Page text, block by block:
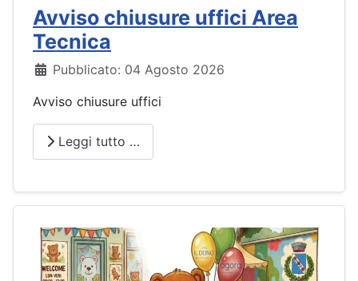
Avviso chiusure uffici Area
Tecnica
Dettagli
Pubblicato: 04 Agosto 2026
Avviso chiusure uffici
Leggi tutto …